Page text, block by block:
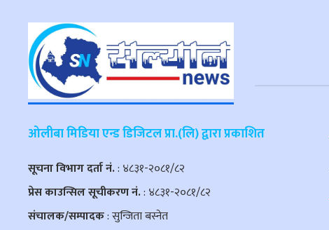
ओलीबा मिडिया एन्ड डिजिटल प्रा.(लि) द्वारा प्रकाशित
सूचना विभाग दर्ता नं.: ४८३१-२०८१/८२
प्रेस काउन्सिल सूचीकरण नं.: ४८३१-२०८१/८२
संचालक/सम्पादक: सुन्जिता बस्नेत